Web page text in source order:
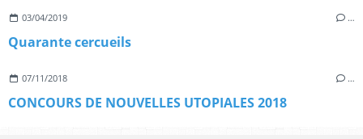
03/04/2019 …
Quarante cercueils
07/11/2018 …
CONCOURS DE NOUVELLES UTOPIALES 2018